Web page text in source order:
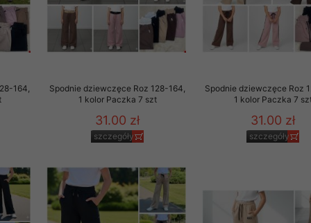
164,
Spodnie dziewczęce Roz 128-164,
1 kolor Paczka 7 szt
31.00 zł
szczegóły
Spodnie dziewczęce Roz
1 kolor Paczka 7
31.00 zł
szczegóły
i nowościach w
danych